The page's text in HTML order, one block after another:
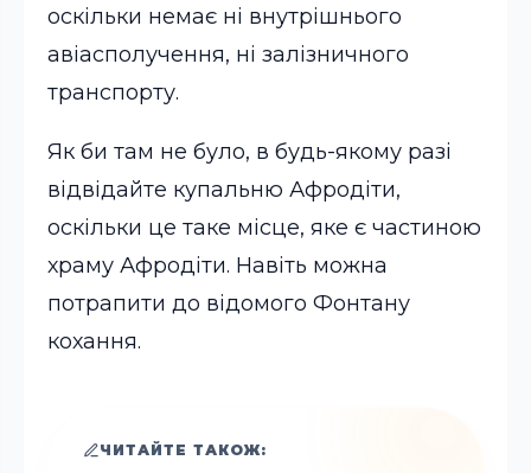
оскільки немає ні внутрішнього
авіасполучення, ні залізничного
транспорту.
Як би там не було, в будь-якому разі
відвідайте купальню Афродіти,
оскільки це таке місце, яке є частиною
храму Афродіти. Навіть можна
потрапити до відомого Фонтану
кохання.
ЧИТАЙТЕ ТАКОЖ: